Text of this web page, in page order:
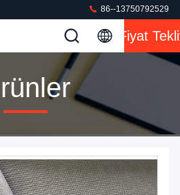
86--13750792529
Fiyat